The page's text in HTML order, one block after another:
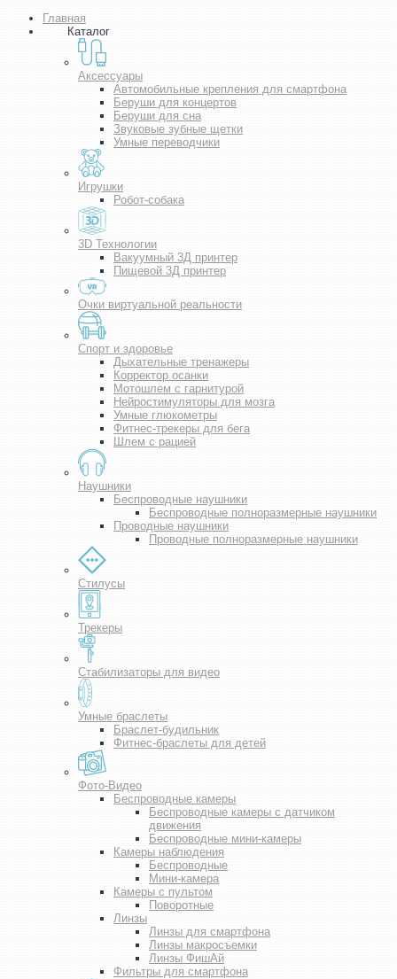
Главная
Каталог
Аксессуары
Автомобильные крепления для смартфона
Беруши для концертов
Беруши для сна
Звуковые зубные щетки
Умные переводчики
Игрушки
Робот-собака
3D Технологии
Вакуумный 3Д принтер
Пищевой 3Д принтер
Очки виртуальной реальности
Спорт и здоровье
Дыхательные тренажеры
Корректор осанки
Мотошлем с гарнитурой
Нейростимуляторы для мозга
Умные глюкометры
Фитнес-трекеры для бега
Шлем с рацией
Наушники
Беспроводные наушники
Беспроводные полноразмерные наушники
Проводные наушники
Проводные полноразмерные наушники
Стилусы
Трекеры
Стабилизаторы для видео
Умные браслеты
Браслет-будильник
Фитнес-браслеты для детей
Фото-Видео
Беспроводные камеры
Беспроводные камеры с датчиком
движения
Беспроводные мини-камеры
Камеры наблюдения
Беспроводные
Мини-камера
Камеры с пультом
Поворотные
Линзы
Линзы для смартфона
Линзы макросъемки
Линзы ФишАй
Фильтры для смартфона